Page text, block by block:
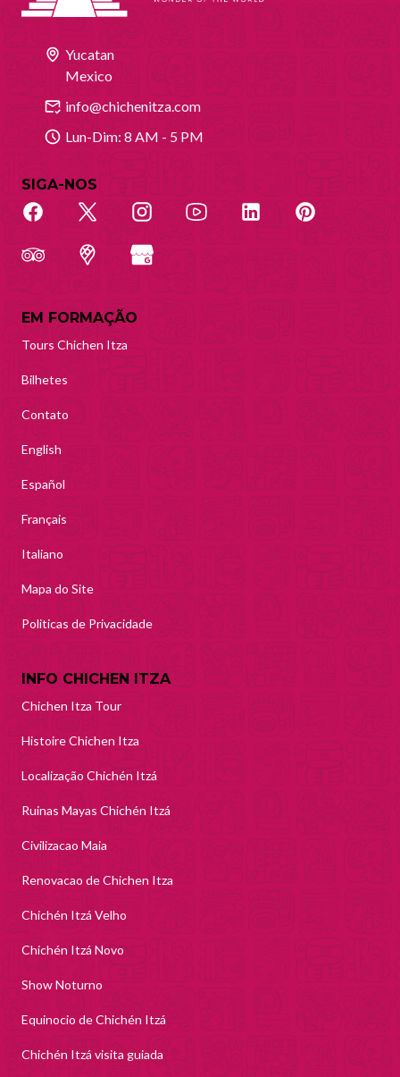
Yucatan
Mexico
info@chichenitza.com
Lun-Dim: 8 AM - 5 PM
SIGA-NOS
EM FORMAÇÃO
Tours Chichen Itza
Bilhetes
Contato
English
Español
Français
Italiano
Mapa do Site
Politicas de Privacidade
INFO CHICHEN ITZA
Chichen Itza Tour
Histoire Chichen Itza
Localização Chichén Itzá
Ruinas Mayas Chichén Itzá
Civilizacao Maia
Renovacao de Chichen Itza
Chichén Itzá Velho
Chichén Itzá Novo
Show Noturno
Equinocio de Chichén Itzá
Chichén Itzá visita guiada